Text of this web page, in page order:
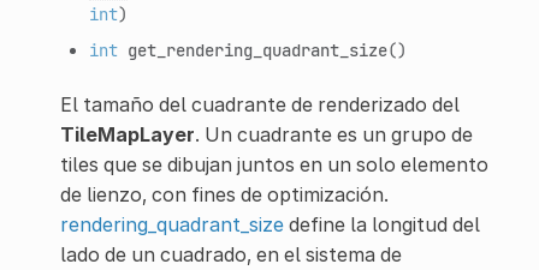
int)
int get_rendering_quadrant_size()
El tamaño del cuadrante de renderizado del
TileMapLayer. Un cuadrante es un grupo de
tiles que se dibujan juntos en un solo elemento
de lienzo, con fines de optimización.
rendering_quadrant_sizedefine la longitud del
lado de un cuadrado, en el sistema de